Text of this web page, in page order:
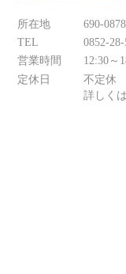
所在地
690-
TEL
0852-
営業時間
12:30～
定休日
不定休
詳しく